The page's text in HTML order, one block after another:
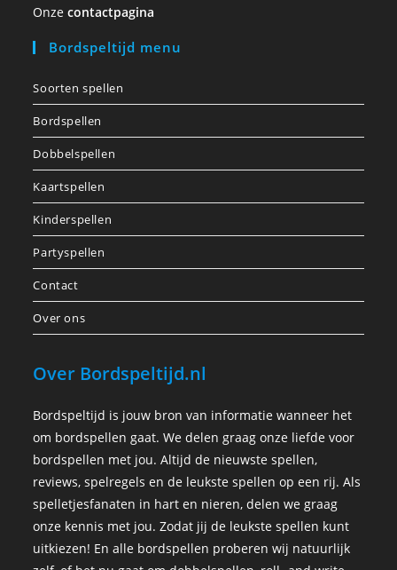
Onzecontactpagina
Bordspeltijd menu
Soorten spellen
Bordspellen
Dobbelspellen
Kaartspellen
Kinderspellen
Partyspellen
Contact
Over ons
Over Bordspeltijd.nl
Bordspeltijd is jouw bron van informatie wanneer het
om bordspellen gaat. We delen graag onze liefde voor
bordspellen met jou. Altijd de nieuwste spellen,
reviews, spelregels en de leukste spellen op een rij. Als
spelletjesfanaten in hart en nieren, delen we graag
onze kennis met jou. Zodat jij de leukste spellen kunt
uitkiezen! En alle bordspellen proberen wij natuurlijk